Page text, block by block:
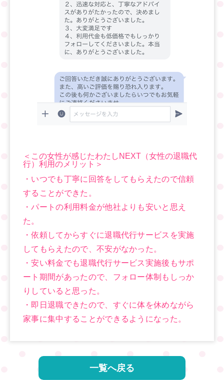
＜この女性が感じたわたしNEXT（女性の退職代
行）利用のメリット＞
・いつでも丁寧に回答をしてもらえたので信頼
することができた。
・パートの利用料金が他社よりも安いと思え
た。
・依頼してからすぐに退職代行サービスを実施
してもらえたので、不安がなかった。
・安い料金でも退職代行サービス実施後もサポ
ート期間があったので、フォロー体制もしっか
りしていると思った。
・即日退職できたので、すぐに体を休めながら
家事に集中することができるようになった。
一覧へ戻る